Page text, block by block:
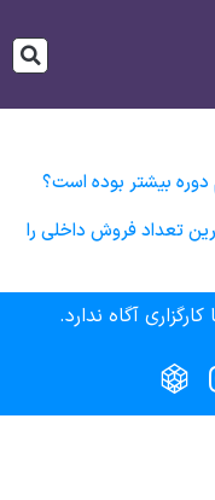
بیشتر بوده است؟
تعداد فروش داخلی را
آگاه ندارد.